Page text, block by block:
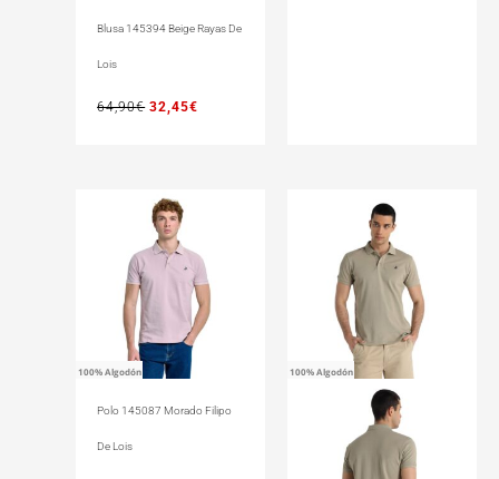
Blusa 145394 Beige Rayas De
Lois
64,90€ 32,45€
100% Algodón
Polo 145087 Morado Filipo
De Lois
100% Algodón